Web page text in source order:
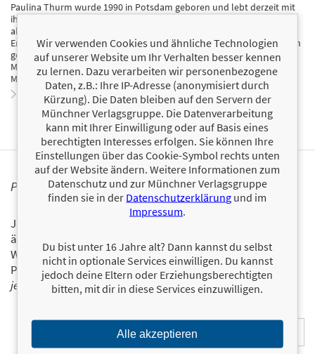
Paulina Thurm wurde 1990 in Potsdam geboren und lebt derzeit mit
ihrer Familie südlich von Berlin. Nach einer Laufbahn als Designerin
absolvierte sie Ausbildungen in Meditation und anderen
Entspannungstechniken. Seitdem widmet sie sich der Produktion von
geführten Meditationen. Im Januar 2019 gründete sie den Podcast
Meditation für jeden Tag, heute Deutschlands bekanntester
Meditationspodcast.
Zum Profil von Paulina Thurm
PERSONALISIERTE PRODUKTINFORMATIONEN
Ja, ich will über interessante Neuerscheinungen und
ähnliche Produkte informiert werden.
Wir halten Sie per E-Mail auf dem aktuellen Stand über das
Programm der Münchner Verlagsgruppe.Tragen Sie sich
jetzt ein!
Wir verwenden Cookies und ähnliche Technologien
auf unserer Website um Ihr Verhalten besser kennen
zu lernen. Dazu verarbeiten wir personenbezogene
Daten, z.B.: Ihre IP-Adresse (anonymisiert durch
Kürzung). Die Daten bleiben auf den Servern der
Münchner Verlagsgruppe. Die Datenverarbeitung
kann mit Ihrer Einwilligung oder auf Basis eines
berechtigten Interesses erfolgen. Sie können Ihre
Einstellungen über das Cookie-Symbol rechts unten
auf der Website ändern. Weitere Informationen zum
Datenschutz und zur Münchner Verlagsgruppe
finden sie in der Datenschutzerklärung und im
Impressum.
Du bist unter 16 Jahre alt? Dann kannst du selbst
nicht in optionale Services einwilligen. Du kannst
jedoch deine Eltern oder Erziehungsberechtigten
bitten, mit dir in diese Services einzuwilligen.
Alle akzeptieren